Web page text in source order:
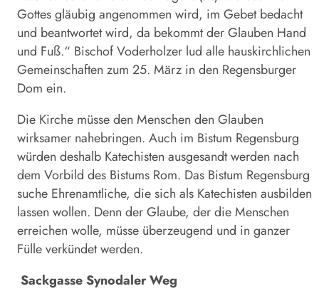
Gottes gläubig angenommen wird, im Gebet bedacht
und beantwortet wird, da bekommt der Glauben Hand
und Fuß.“ Bischof Voderholzer lud alle hauskirchlichen
Gemeinschaften zum 25. März in den Regensburger
Dom ein.
Die Kirche müsse den Menschen den Glauben
wirksamer nahebringen. Auch im Bistum Regensburg
würden deshalb Katechisten ausgesandt werden nach
dem Vorbild des Bistums Rom. Das Bistum Regensburg
suche Ehrenamtliche, die sich als Katechisten ausbilden
lassen wollen. Denn der Glaube, der die Menschen
erreichen wolle, müsse überzeugend und in ganzer
Fülle verkündet werden.
Sackgasse Synodaler Weg